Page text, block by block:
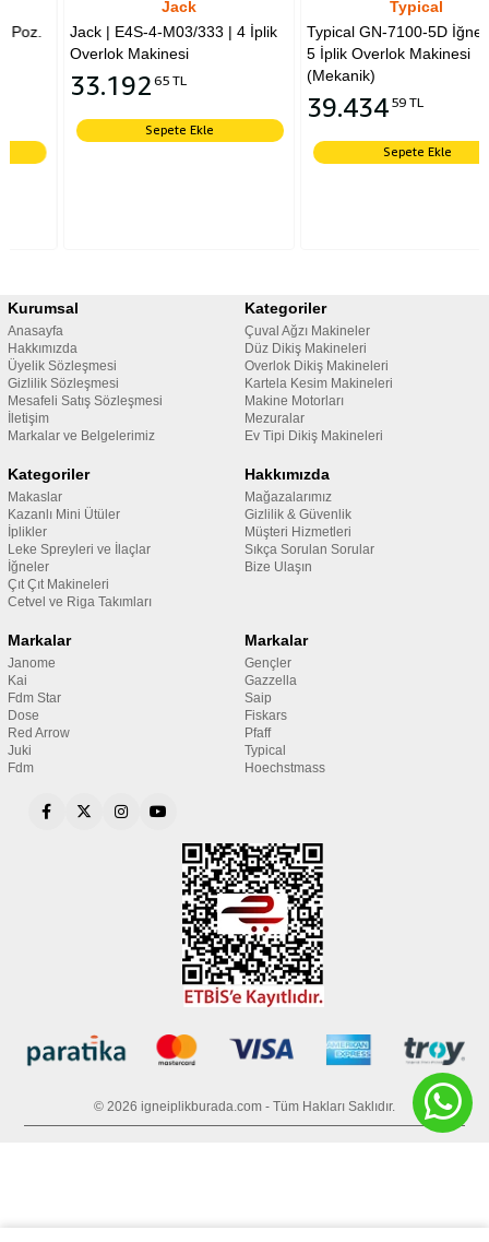
Jack | E4S-4-M03/333 | 4 İplik
Overlok Makinesi
33.192 65 TL
Sepete Ekle
Typical
Typical GN-7100-5D İğne Poz.
5 İplik Overlok Makinesi
(Mekanik)
39.434 59 TL
Sepete Ekle
Kurumsal
Anasayfa
Hakkımızda
Üyelik Sözleşmesi
Gizlilik Sözleşmesi
Mesafeli Satış Sözleşmesi
İletişim
Markalar ve Belgelerimiz
Kategoriler
Çuval Ağzı Makineler
Düz Dikiş Makineleri
Overlok Dikiş Makineleri
Kartela Kesim Makineleri
Makine Motorları
Mezuralar
Ev Tipi Dikiş Makineleri
Kategoriler
Makaslar
Kazanlı Mini Ütüler
İplikler
Leke Spreyleri ve İlaçlar
İğneler
Çıt Çıt Makineleri
Cetvel ve Riga Takımları
Hakkımızda
Mağazalarımız
Gizlilik & Güvenlik
Müşteri Hizmetleri
Sıkça Sorulan Sorular
Bize Ulaşın
Markalar
Janome
Kai
Fdm Star
Dose
Red Arrow
Juki
Fdm
Markalar
Gençler
Gazzella
Saip
Fiskars
Pfaff
Typical
Hoechstmass
© 2026 igneiplikburada.com - Tüm Hakları Saklıdır.